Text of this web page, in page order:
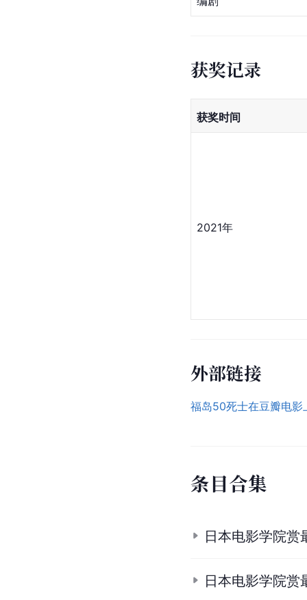
获奖记录
获奖时间
2021年
外部链接
福岛50死士在豆瓣电影
条目合集
日本电影学院赏
日本电影学院赏